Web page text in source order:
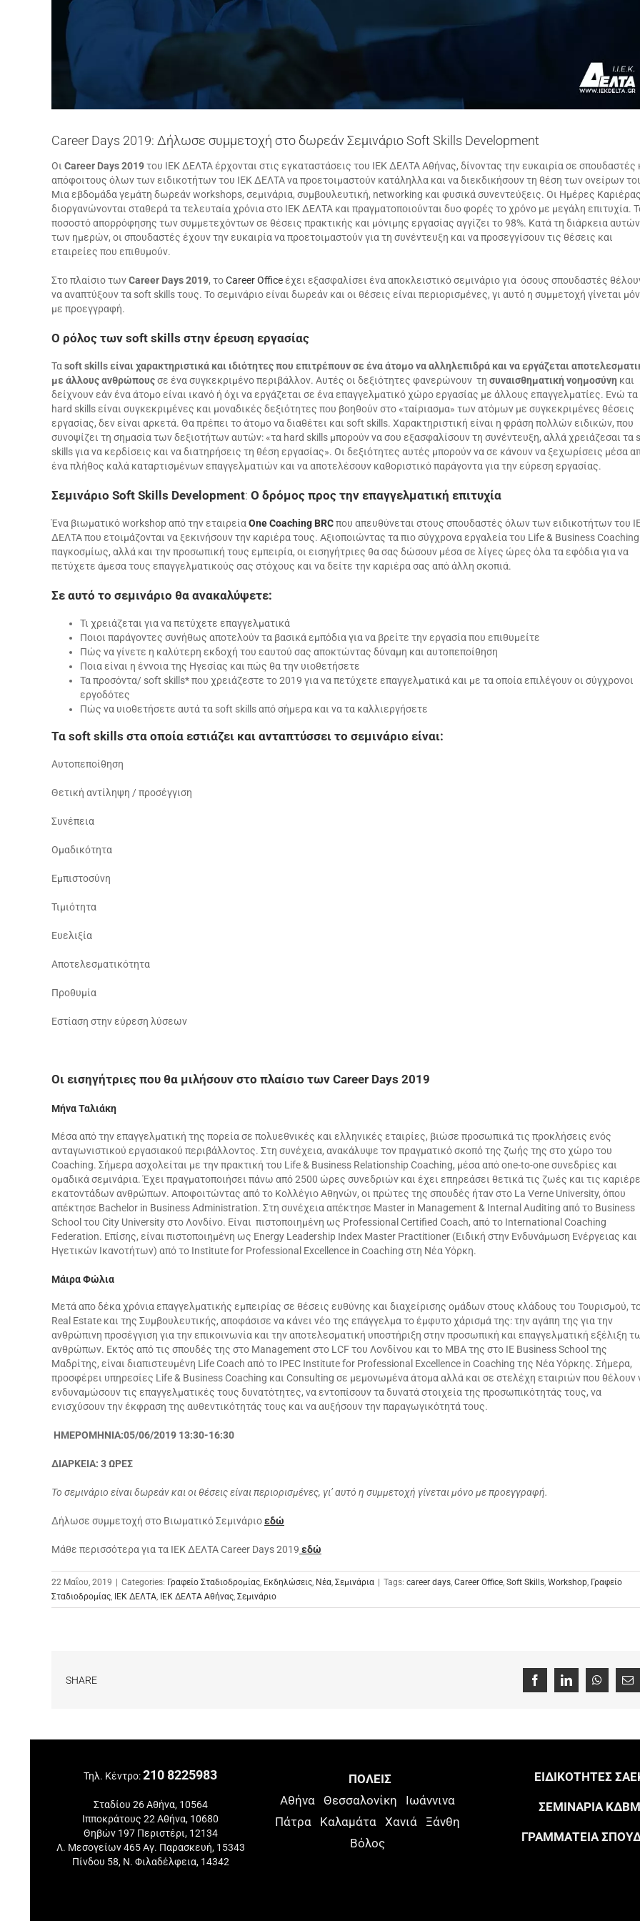
Career Days 2019: Δήλωσε συμμετοχή στο δωρεάν Σεμινάριο Soft Skills Development
Οι Career Days 2019του ΙΕΚ ΔΕΛΤΑ έρχονται στις εγκαταστάσεις του ΙΕΚ ΔΕΛΤΑ Αθήνας, δίνοντας την ευκαιρία σε σπουδαστές
απόφοιτους όλων των ειδικοτήτων του ΙΕΚ ΔΕΛΤΑ να προετοιμαστούν κατάληλλα και να διεκδικήσουν τη θέση των ονείρων
Μια εβδομάδα γεμάτη δωρεάν workshops, σεμινάρια, συμβουλευτική, networking και φυσικά συνεντεύξεις. Οι Ημέρες
διοργανώνονται σταθερά τα τελευταία χρόνια στο ΙΕΚ ΔΕΛΤΑ και πραγματοποιούνται δυο φορές το χρόνο με μεγάλη επιτυχία.
ποσοστό απορρόφησης των συμμετεχόντων σε θέσεις πρακτικής και μόνιμης εργασίας αγγίζει το 98%. Κατά τη διάρκεια αυτών
των ημερών, οι σπουδαστές έχουν την ευκαιρία να προετοιμαστούν για τη συνέντευξη και να προσεγγίσουν τις θέσεις και
εταιρείες που επιθυμούν.
Στο πλαίσιο τωνCareer Days 2019, τοCareer Officeέχει εξασφαλίσει ένα αποκλειστικό σεμινάριο για όσους σπουδαστές
να αναπτύξουν τα soft skills τους. Το σεμινάριο είναι δωρεάν και οι θέσεις είναι περιορισμένες, γι αυτό η συμμετοχή γίνεται
με προεγγραφή.
O ρόλος των soft skills στην έρευση εργασίας
Ταsoft skills είναι χαρακτηριστικά και ιδιότητες που επιτρέπουν σε ένα άτομο να αλληλεπιδρά και να εργάζεται
με άλλους ανθρώπουςσε ένα συγκεκριμένο περιβάλλον. Αυτές οι δεξιότητες φανερώνουν τη συναισθηματική νοημοσύνη και
δείχνουν εάν ένα άτομο είναι ικανό ή όχι να εργάζεται σε ένα επαγγελματικό χώρο εργασίας με άλλους επαγγελματίες. Ενώ τα
hard skills είναι συγκεκριμένες και μοναδικές δεξιότητες που βοηθούν στο «ταίριασμα» των ατόμων με συγκεκριμένες θέσεις
εργασίας, δεν είναι αρκετά. Θα πρέπει το άτομο να διαθέτει και soft skills. Χαρακτηριστική είναι η φράση πολλών ειδικών, που
συνοψίζει τη σημασία των δεξιοτήτων αυτών: «τα hard skills μπορούν να σου εξασφαλίσουν τη συνέντευξη, αλλά χρειάζεσαι τα
skills για να κερδίσεις και να διατηρήσεις τη θέση εργασίας». Οι δεξιότητες αυτές μπορούν να σε κάνουν να ξεχωρίσεις μέσα
ένα πλήθος καλά καταρτισμένων επαγγελματιών και να αποτελέσουν καθοριστικό παράγοντα για την εύρεση εργασίας.
Σεμινάριο Soft Skills Development: Ο δρόμος προς την επαγγελματική επιτυχία
Ένα βιωματικό workshop από την εταιρείαOne Coaching BRCπου απευθύνεται στους σπουδαστές όλων των ειδικοτήτων του
ΔΕΛΤΑ που ετοιμάζονται να ξεκινήσουν την καριέρα τους. Αξιοποιώντας τα πιο σύγχρονα εργαλεία του Life & Business Coaching
παγκοσμίως, αλλά και την προσωπική τους εμπειρία, οι εισηγήτριες θα σας δώσουν μέσα σε λίγες ώρες όλα τα εφόδια για να
πετύχετε άμεσα τους επαγγελματικούς σας στόχους και να δείτε την καριέρα σας από άλλη σκοπιά.
Σε αυτό το σεμινάριο θα ανακαλύψετε:
Τι χρειάζεται για να πετύχετε επαγγελματικά
Ποιοι παράγοντες συνήθως αποτελούν τα βασικά εμπόδια για να βρείτε την εργασία που επιθυμείτε
Πώς να γίνετε η καλύτερη εκδοχή του εαυτού σας αποκτώντας δύναμη και αυτοπεποίθηση
Ποια είναι η έννοια της Ηγεσίας και πώς θα την υιοθετήσετε
Τα προσόντα/ soft skills* που χρειάζεστε το 2019 για να πετύχετε επαγγελματικά και με τα οποία επιλέγουν οι σύγχρονοι
εργοδότες
Πώς να υιοθετήσετε αυτά τα soft skills από σήμερα και να τα καλλιεργήσετε
Τα soft skills στα οποία εστιάζει και ανταπτύσσει το σεμινάριο είναι:
Αυτοπεποίθηση
Θετική αντίληψη / προσέγγιση
Συνέπεια
Ομαδικότητα
Εμπιστοσύνη
Τιμιότητα
Ευελιξία
Αποτελεσματικότητα
Προθυμία
Εστίαση στην εύρεση λύσεων
Οι εισηγήτριες που θα μιλήσουν στο πλαίσιο των Career Days 2019
Μήνα Ταλιάκη
Μέσα από την επαγγελματική της πορεία σε πολυεθνικές και ελληνικές εταιρίες, βιώσε προσωπικά τις προκλήσεις ενός
ανταγωνιστικού εργασιακού περιβάλλοντος. Στη συνέχεια, ανακάλυψε τον πραγματικό σκοπό της ζωής της στο χώρο του
Coaching. Σήμερα ασχολείται με την πρακτική του Life & Business Relationship Coaching, μέσα από one-to-one συνεδρίες και
ομαδικά σεμινάρια. Έχει πραγματοποιήσει πάνω από 2500 ώρες συνεδριών και έχει επηρεάσει θετικά τις ζωές και τις
εκατοντάδων ανθρώπων. Αποφοιτώντας από το Κολλέγιο Αθηνών, οι πρώτες της σπουδές ήταν στο La Verne University, όπου
απέκτησε Bachelor in Business Administration. Στη συνέχεια απέκτησε Master in Management & Internal Auditing από το Business
School του City University στο Λονδίνο. Είναι πιστοποιημένη ως Professional Certified Coach, από το International Coaching
Federation. Επίσης, είναι πιστοποιημένη ως Energy Leadership Index Master Practitioner (Ειδική στην Ενδυνάμωση Ενέργειας και
Ηγετικών Ικανοτήτων) από το Institute for Professional Excellence in Coaching στη Νέα Υόρκη.
Μάιρα Φώλια
Μετά απο δέκα χρόνια επαγγελματικής εμπειρίας σε θέσεις ευθύνης και διαχείρισης ομάδων στους κλάδους του Τουρισμού,
Real Estate και της Συμβουλευτικής, αποφάσισε να κάνει νέο της επάγγελμα το έμφυτο χάρισμά της: την αγάπη της για την
ανθρώπινη προσέγγιση για την επικοινωνία και την αποτελεσματική υποστήριξη στην προσωπική και επαγγελματική εξέλιξη
ανθρώπων. Εκτός από τις σπουδές της στο Management στο LCF του Λονδίνου και το MBA της στο IE Business School της
Μαδρίτης, είναι διαπιστευμένη Life Coach από το IPEC Institute for Professional Excellence in Coaching της Νέα Υόρκης. Σήμερα,
προσφέρει υπηρεσίες Life & Business Coaching και Consulting σε μεμονωμένα άτομα αλλά και σε στελέχη εταιριών που θέλουν
ενδυναμώσουν τις επαγγελματικές τους δυνατότητες, να εντοπίσουν τα δυνατά στοιχεία της προσωπικότητάς τους, να
ενισχύσουν την έκφραση της αυθεντικότητάς τους και να αυξήσουν την παραγωγικότητά τους.
ΗΜΕΡΟΜΗΝΙΑ:05/06/2019 13:30-16:30
ΔΙΑΡΚΕΙΑ: 3 ΩΡΕΣ
Το σεμινάριο είναι δωρεάν και οι θέσεις είναι περιορισμένες, γι’ αυτό η συμμετοχή γίνεται μόνο με προεγγραφή.
Δήλωσε συμμετοχή στο Βιωματικό Σεμινάριοεδώ
Μάθε περισσότερα για τα ΙΕΚ ΔΕΛΤΑ Career Days 2019 εδώ
22 Μαΐου, 2019 Categories: Γραφείο Σταδιοδρομίας, Εκδηλώσεις, Νέα, Σεμινάρια Tags: career days, Career Office, Soft Skills, Workshop, Γραφείο
Σταδιοδρομίας, ΙΕΚ ΔΕΛΤΑ, ΙΕΚ ΔΕΛΤΑ Αθήνας, Σεμινάριο
SHARE FacebookLinkedIn
Τηλ. Κέντρο:210 8225983
Σταδίου 26 Αθήνα, 10564
Ιπποκράτους 22 Αθήνα, 10680
Θηβών 197 Περιστέρι, 12134
Λ. Μεσογείων 465 Αγ. Παρασκευή, 15343
Πίνδου 58, Ν. Φιλαδέλφεια, 14342
ΠΟΛΕΙΣ
Αθήνα
Θεσσαλονίκη
Ιωάννινα
Πάτρα
Καλαμάτα Χανιά
Ξάνθη
Βόλος
ΕΙΔΙΚΟΤΗΤΕΣ
ΣΕΜΙΝΑΡΙΑ
ΓΡΑΜΜΑΤΕΙΑ